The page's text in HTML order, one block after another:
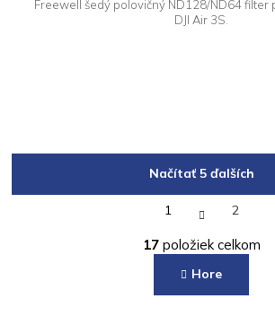
Freewell šedý polovičný ND128/ND64 filter
DJI Air 3S.
v
l
á
d
Načítať 5 ďalších
S
t
á
k
o
1 2
17položiek celkom
Hore